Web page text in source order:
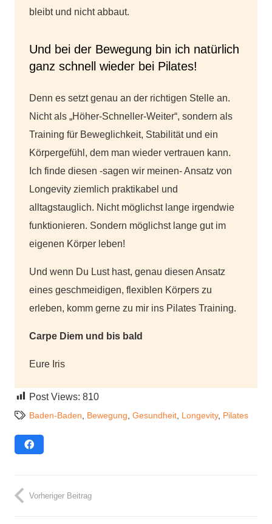
bleibt und nicht abbaut.
Und bei der Bewegung bin ich natürlich
ganz schnell wieder bei Pilates!
Denn es setzt genau an der richtigen Stelle an.
Nicht als „Höher-Schneller-Weiter“, sondern als
Training für Beweglichkeit, Stabilität und ein
Körpergefühl, dem man wieder vertrauen kann.
Ich finde diesen -sagen wir meinen- Ansatz von
Longevity ziemlich praktikabel und
alltagstauglich. Nicht möglichst lange irgendwie
funktionieren. Sondern möglichst lange gut im
eigenen Körper leben!
Und wenn Du Lust hast, genau diesen Ansatz
eines geschmeidigen, flexiblen Körpers zu
erleben, komm gerne zu mir ins Pilates Training.
Carpe Diem und bis bald
Eure Iris
Post Views: 810
Baden-Baden Bewegung Gesundheit, Longevity, Pilates
Vorheriger Beitrag